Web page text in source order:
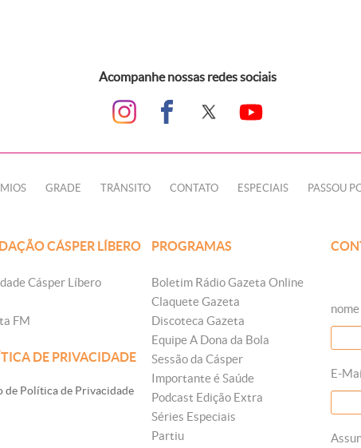
Acompanhe nossas redes sociais
GRADE TRÂNSITO CONTATO ESPECIAIS PASSOU
CÁSPER LÍBERO
Cásper Líbero
FM
DE PRIVACIDADE
de Política de Privacidade
PROGRAMAS
Boletim Rádio Gazeta Online
Claquete Gazeta
Discoteca Gazeta
Equipe A Dona da Bola
Sessão da Cásper
Importante é Saúde
Podcast Edição Extra
Séries Especiais
Partiu
E-